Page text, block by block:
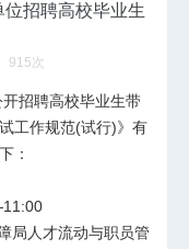
招聘高校毕业生
915次
招聘高校毕业生带
工作规范(试行)》有
：
局人才流动与职员管